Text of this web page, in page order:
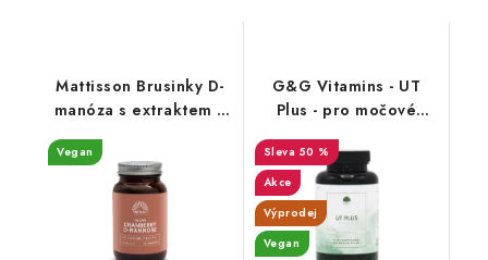
Mattisson Brusinky D-
manóza s extraktem z
medvědice lékařské -
90 tablet
Vegan
G&G Vitamins - UT
Plus - pro močové
cesty - 90 kapslí -DMS
3/26
50 %
Akce
Výprodej
Vegan